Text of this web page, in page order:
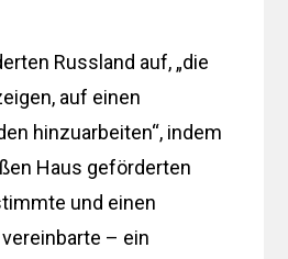
Russland auf, „die
auf einen
hinzuarbeiten“, indem
Haus geförderten
und einen
– ein